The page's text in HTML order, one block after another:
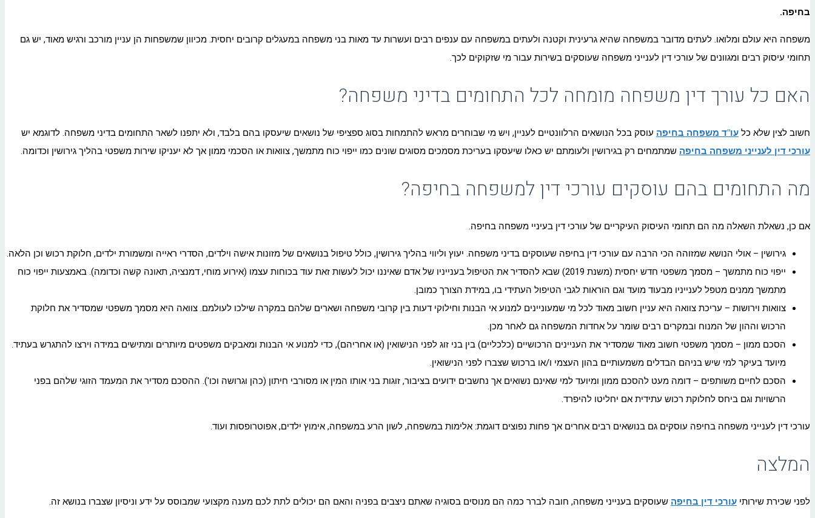
בחיפה.
משפחה היא עולם ומלואו. לעתים מדובר במשפחה שהיא גרעינית וקטנה ולעתים במשפחה עם ענפים רבים ועשרות עד מאות בני משפחה במעגלים קרובים יחסית. מכיוון שמשפחות הן עניין מורכב ורגיש מאוד, יש גם
תחומי עיסוק רבים ומגוונים של עורכי דין לענייני משפחה שעוסקים בשירות עבור מי שזקוקים לכך.
האם כל עורך דין משפחה מומחה לכל התחומים בדיני משפחה?
חשוב לצין שלא כל עו"ד משפחה בחיפה עוסק בכל הנושאים הרלוונטיים לעניין, ויש מי שבוחרים מראש להתמחות בסוג ספציפי של נושאים שיעסקו בהם בלבד, ולא יתפנו לשאר התחומים בדיני משפחה. לדוגמא יש
עורכי דין לענייני משפחה בחיפה שמתמחים רק בגירושין ולעומתם יש כאלו שיעסקו בעריכת מסמכים מסוגים שונים כמו ייפוי כוח מתמשך, צוואות או הסכמי ממון אך לא יעניקו שירות משפטי בהליך גירושין וכדומה.
מה התחומים בהם עוסקים עורכי דין למשפחה בחיפה?
אם כן, נשאלת השאלה מה הם תחומי העיסוק העיקריים של עורכי דין בעיניי משפחה בחיפה.
גירושין – אולי הנושא שמזוהה הכי הרבה עם עורכי דין בחיפה שעוסקים בדיני משפחה. יעוץ וליווי בהליך גירושין, כולל טיפול בנושאים של מזונות אישה וילדים, הסדרי ראייה ומשמורת ילדים, חלוקת רכוש וכן הלאה.
ייפוי כוח מתמשך – מסמך משפטי חדש יחסית (משנת 2019) שבא להסדיר את הטיפול בענייניו של אדם שאיננו יכול לעשות זאת עוד בכוחות עצמו (אירוע מוחי, דמנציה, תאונה קשה וכדומה). באמצעות ייפוי כוח
מתמשך ממנים מטפל לענייניו מבעוד מועד וגם הוראות לגבי הטיפול העתידי בו, במידת הצורך כמובן.
צוואות וירושות – עריכת צוואה היא עניין חשוב מאוד לכל מי שמעוניינים למנוע אי הבנות וחילוקי דעות בין קרובי משפחה ושארים שלהם במקרה שילכו לעולמם. צוואה היא מסמך משפטי שמסדיר את חלוקת
הרכוש וההון של המנוח ובמקרים רבים שומר על אחדות המשפחה גם לאחר מכן.
הסכם ממון – מסמך משפטי חשוב מאוד שמסדיר את העניינים הרכושיים (כלכליים) בין בני זוג לפני הנישואין (או אחריהם), כדי למנוע אי הבנות ומאבקים משפטים מיותרים ומתישים במידה וירצו להתגרש בעתיד.
מיועד בעיקר למי שיש בניהם הבדלים משמעותיים בהון העצמי ו/או ברכוש שצברו לפני הנישואין.
הסכם לחיים משותפים – דומה מעט להסכם ממון ומיועד למי שאינם נשואים אך נחשבים ידועים בציבור, זוגות בני אותו המין או מסורבי חיתון (כהן וגרושה וכו'). ההסכם מסדיר את המעמד הזוגי שלהם בפני
הרשויות וגם ביחס לחלוקת רכוש עתידית אם יחליטו להיפרד.
עורכי דין לענייני משפחה בחיפה עוסקים גם בנושאים רבים אחרים אך פחות נפוצים דוגמת: אלימות במשפחה, לשון הרע במשפחה, אימוץ ילדים, אפוטרופסות ועוד.
המלצה
לפני שכירת שירותי עורכי דין בחיפה שעוסקים בענייני משפחה, חובה לברר כמה הם מנוסים בסוגיה שאתם ניצבים בפניה והאם הם יכולים לתת לכם מענה מקצועי שמבוסס על ידע וניסיון שצברו בנושא זה.